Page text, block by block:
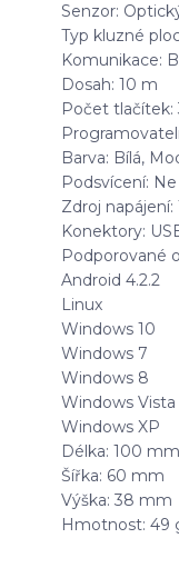
Senzor:
Typ kluzné
Komunikace:
Dosah: 10 m
Počet tlačítek:
Barva: Bílá,
Podsvícení: Ne
Zdroj napájení:
Konektory:
Podporované
Android 4.2.2
Linux
Windows 10
Windows 7
Windows 8
Windows Vista
Windows XP
Délka: 100 mm
Šířka: 60 mm
Výška: 38 mm
Hmotnost: 49